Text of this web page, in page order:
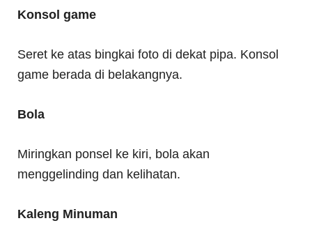
Konsol game
Seret ke atas bingkai foto di dekat pipa. Konsol
game berada di belakangnya.
Bola
Miringkan ponsel ke kiri, bola akan
menggelinding dan kelihatan.
Kaleng Minuman